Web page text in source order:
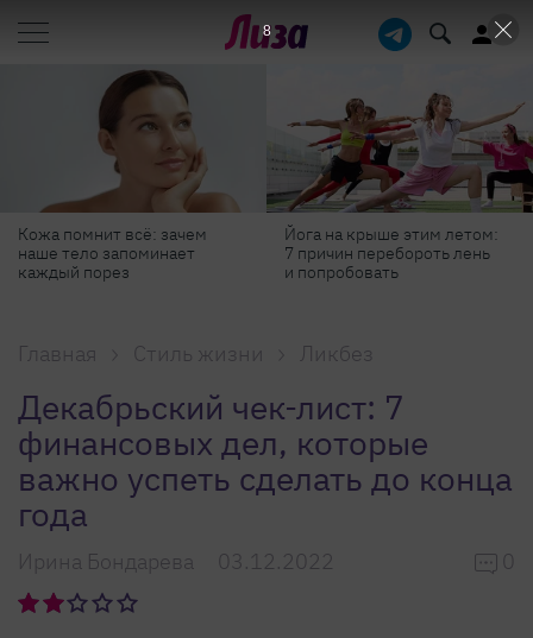
Йога на крыше этим летом:
7 причин перебороть лень
и попробовать
Готовь как шеф-повар: 6
профессиональных
секретов, которые помогут
Главная Стиль жизни Ликбез
Декабрьский чек-лист: 7
финансовых дел, которые
важно успеть сделать до конца
года
Ирина Бондарева 03.12.2022 0
7